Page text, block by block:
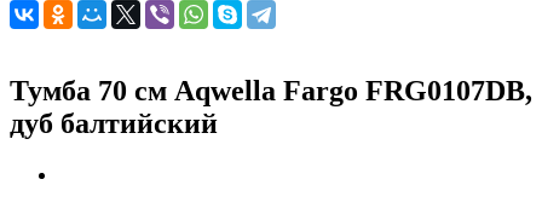
Тумба 70 см Aqwella Fargo FRG0107DB,
дуб балтийский